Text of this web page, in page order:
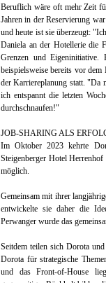
Beruflich wäre oft mehr Zeit
Jahren in der Reservierung
und heute ist sie überzeugt:
Daniela an der Hotellerie die
Grenzen und
beispielsweise bereits vor
der Karriereplanung statt. "Da
ich entspannt die letzten
durchschnaufen!"
JOB-SHARING ALS
Im Oktober 2023 kehrte
Steigenberger Hotel
möglich.
Gemeinsam mit ihrer
entwickelte sie daher die
Perwanger wurde das
Seitdem teilen sich Dorota
Dorota für strategische
und das Front-of-House